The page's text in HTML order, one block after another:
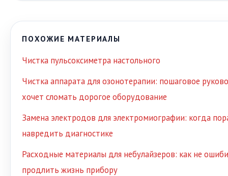
ПОХОЖИЕ МАТЕРИАЛЫ
Чистка пульсоксиметра настольного
Чистка аппарата для озонотерапии: пошаговое
хочет сломать дорогое оборудование
Замена электродов для электромиографии: когда
навредить диагностике
Расходные материалы для небулайзеров: как не
продлить жизнь прибору